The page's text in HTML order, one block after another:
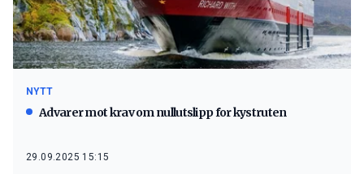
NYTT
Advarer mot krav om nullutslipp for kystruten
29.09.2025 15:15